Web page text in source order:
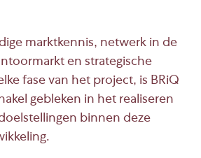
marktkennis, netwerk in de
en strategische
fase van het project, is BRiQ
gebleken in het realiseren
binnen deze